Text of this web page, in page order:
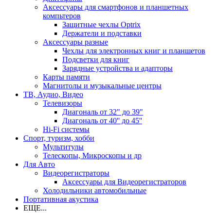
Аксессуары для смартфонов и планшетных
компьтеров
Защитные чехлы Optrix
Держатели и подставки
Аксессуары разные
Чехлы для электронных книг и планшетов
Подсветки для книг
Зарядные устройства и адапторы
Карты памяти
Магнитолы и музыкальные центры
ТВ, Аудио, Видео
Телевизоры
Диагональ от 32" до 39"
Диагональ от 40'' до 45''
Hi-Fi системы
Спорт, туризм, хобби
Мультитулы
Телескопы, Микроскопы и др
Для Авто
Видеорегистраторы
Аксессуары для Видеорегистраторов
Холодильники автомобильные
Портативная акустика
ЕЩЕ...